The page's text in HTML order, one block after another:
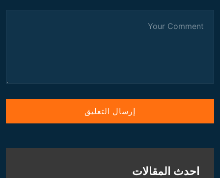
احدث المقالات